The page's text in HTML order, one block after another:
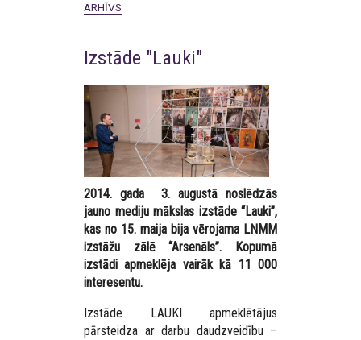
ARHĪVS
Izstāde "Lauki"
2014. gada 3. augustā noslēdzās
jauno mediju mākslas izstāde “Lauki”,
kas no 15. maija bija vērojama LNMM
izstāžu zālē “Arsenāls”. Kopumā
izstādi apmeklēja vairāk kā 11 000
interesentu.
Izstāde LAUKI apmeklētājus
pārsteidza ar darbu daudzveidību –